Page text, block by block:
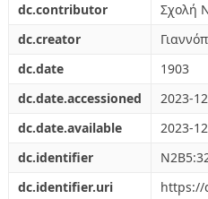
dc.contributor
Σχολή
dc.creator
dc.date
1903
dc.date.accessioned
2023-
dc.date.available
2023-
dc.identifier
dc.identifier.uri
https://